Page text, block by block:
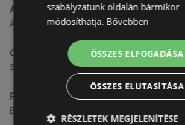
ALDI
Ágfalvi út 4/a, 9400 Sopron
CBA
Somfalvi u. 14., 9400 Sopron
Reál
Besenyő u. 16., 9400 Sopron
szabályzatunk oldalán bármikor
módosíthatja. Bővebben
ÖSSZES ELFOGADÁSA
ÖSSZES ELUTASÍTÁSA
RÉSZLETEK MEGJELENÍTÉSE